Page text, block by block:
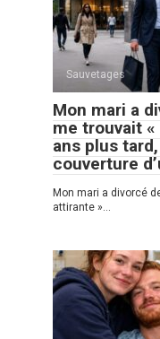
Sauvetages
Mon mari a
me trouvait
ans plus
couverture
Mon mari a divorcé
attirante »…